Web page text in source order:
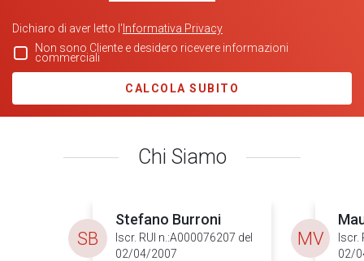
Dichiaro di aver letto l' Informativa Privacy
Non sono Cliente e desidero ricevere informazioni
commerciali
CALCOLA SUBITO
Chi Siamo
Stefano Burroni
Iscr. RUI n.:A000076207 del
02/04/2007
SB
Iscr.
02/
MV